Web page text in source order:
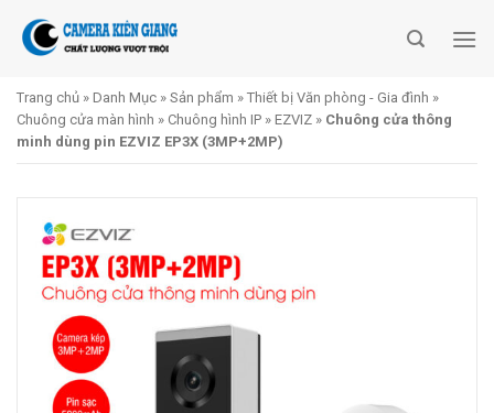
Trang chủ » Danh Mục » Sản phẩm » Thiết bị Văn phòng - Gia đình »
Chuông cửa màn hình » Chuông hình IP » EZVIZ » Chuông cửa thông
minh dùng pin EZVIZ EP3X (3MP+2MP)